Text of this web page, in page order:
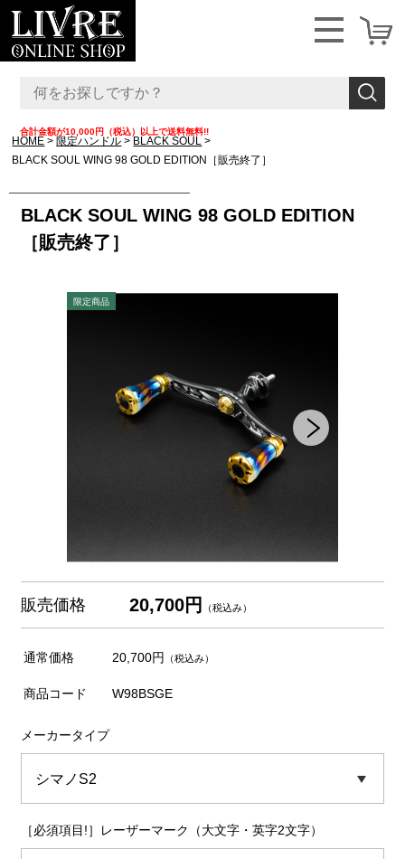
合計金額が10,000円（税込）以上で送料無料!!
HOME 限定ハンドル
BLACK SOUL
BLACK SOUL WING 98 GOLD EDITION［販売終了］
BLACK SOUL WING 98 GOLD EDITION
［販売終了］
販売価格 20,700円 （税込み）
通常価格 20,700円 （税込み）
商品コード W98BSGE
メーカータイプ
［必須項目!］レーザーマーク（大文字・英字2文字）